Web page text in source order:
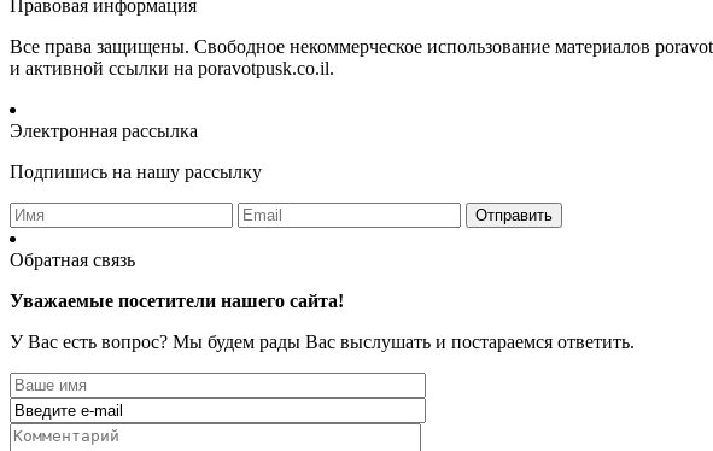
Правовая информация
Все права защищены. Свободное некоммерческое использование материалов
и активной ссылки на poravotpusk.co.il.
Электронная рассылка
Подпишись на нашу рассылку
Отправить
Обратная связь
Уважаемые посетители нашего сайта!
У Вас есть вопрос? Мы будем рады Вас выслушать и постараемся ответить.